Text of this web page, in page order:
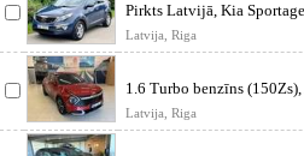
Pirkts Latvijā, Kia
tehniskā
Latvija, Riga
1.6 Turbo benzīns
vai 15
Latvija, Riga